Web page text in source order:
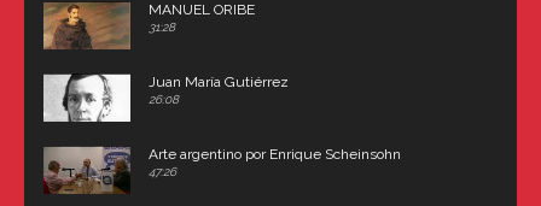
MANUEL ORIBE
31:28
Juan María Gutiérrez
26:08
Arte argentino por Enrique Scheinsohn
47:26